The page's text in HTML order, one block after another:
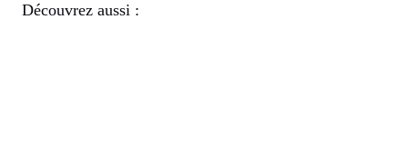
Découvrez aussi :